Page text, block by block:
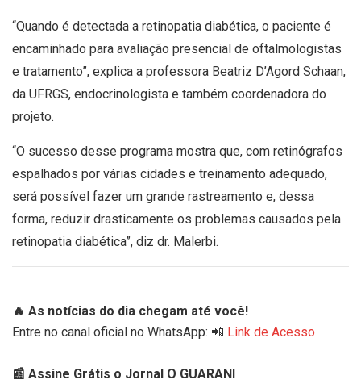
“Quando é detectada a retinopatia diabética, o paciente é
encaminhado para avaliação presencial de oftalmologistas
e tratamento”, explica a professora Beatriz D’Agord Schaan,
da UFRGS, endocrinologista e também coordenadora do
projeto.
“O sucesso desse programa mostra que, com retinógrafos
espalhados por várias cidades e treinamento adequado,
será possível fazer um grande rastreamento e, dessa
forma, reduzir drasticamente os problemas causados pela
retinopatia diabética”, diz dr. Malerbi.
🔥 As notícias do dia chegam até você!
Entre no canal oficial no WhatsApp: 📲 Link de Acesso
📰 Assine Grátis o Jornal O GUARANI